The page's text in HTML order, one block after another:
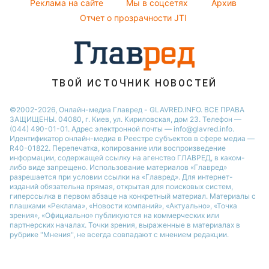
Пылевая буря
Реклама на сайте
Мы в соцсетях
Архив
Отчет о прозрачности JTI
ТВОЙ ИСТОЧНИК НОВОСТЕЙ
©2002-2026, Онлайн-медиа Главред - GLAVRED.INFO. ВСЕ ПРАВА
ЗАЩИЩЕНЫ. 04080, г. Киев, ул. Кириловская, дом 23. Телефон —
(044) 490-01-01. Адрес электронной почты — info@glavred.info.
Идентификатор онлайн-медиа в Реестре cубъектов в сфере медиа —
R40-01822. Перепечатка, копирование или воспроизведение
информации, содержащей ссылку на агенство ГЛАВРЕД, в каком-
либо виде запрещено. Использование материалов «Главред»
разрешается при условии ссылки на «Главред». Для интернет-
изданий обязательна прямая, открытая для поисковых систем,
гиперссылка в первом абзаце на конкретный материал. Материалы с
плашками «Реклама», «Новости компаний», «Актуально», «Точка
зрения», «Официально» публикуются на коммерческих или
партнерских началах. Точки зрения, выраженные в материалах в
рубрике "Мнения", не всегда совпадают с мнением редакции.